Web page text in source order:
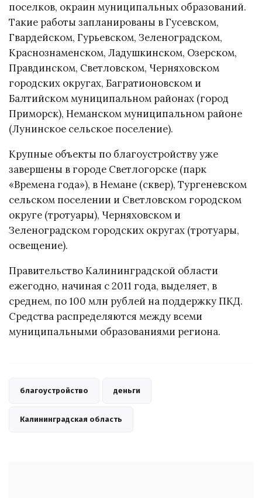
поселков, окраин муниципальных образований.
Такие работы запланированы в Гусевском,
Гвардейском, Гурьевском, Зеленоградском,
Краснознаменском, Ладушкинском, Озерском,
Правдинском, Светловском, Черняховском
городских округах, Багратионовском и
Балтийском муниципальном районах (город
Приморск), Неманском муниципальном районе
(Лунинское сельское поселение).
Крупные объекты по благоустройству уже
завершены в городе Светлогорске (парк
«Времена года»), в Немане (сквер), Тургеневском
сельском поселении и Светловском городском
округе (тротуары), Черняховском и
Зеленоградском городских округах (тротуары,
освещение).
Правительство Калининградской области
ежегодно, начиная с 2011 года, выделяет, в
среднем, по 100 млн рублей на поддержку ПКД.
Средства распределяются между всеми
муниципальными образованиями региона.
благоустройство деньги
Калининградская область